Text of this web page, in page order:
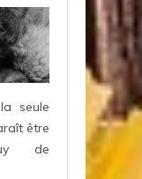
seule
être
de